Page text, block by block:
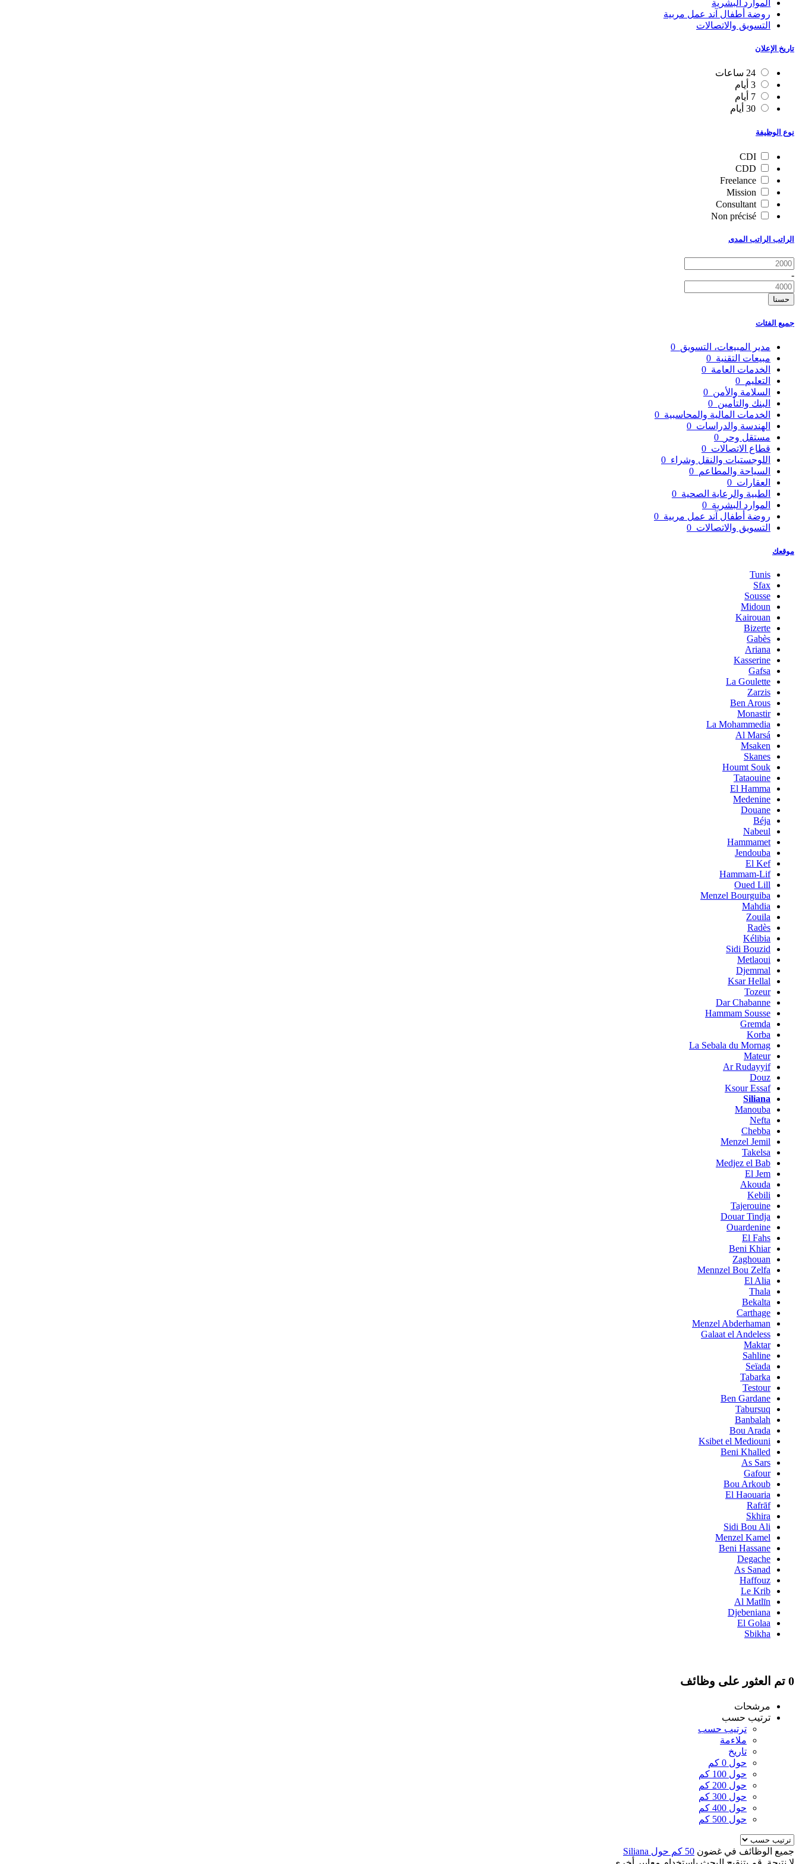
الموارد البشرية
روضة أطفال آند عمل مربية
التسويق والاتصالات
تاريخ الإعلان
24 ساعات
3 أيام
7 أيام
30 أيام
نوع الوظيفة
CDI
CDD
Freelance
Mission
Consultant
Non précisé
الراتب الراتب المدى
-
حسنا
جميع الفئات
مدير المبيعات، التسويق
مبيعات التقنية
الخدمات العامة
التعليم
السلامة والأمن
البنك والتأمين
الخدمات المالية والمحاسبية
الهندسة والدراسات
مستقل وحر
قطاع الاتصالات
اللوجستيات والنقل وشراء
السياحة والمطاعم
العقارات
الطبية والرعاية الصحية
الموارد البشرية
روضة أطفال آند عمل مربية
التسويق والاتصالات
موقعك
Tunis
Sfax
Sousse
Midoun
Kairouan
Bizerte
Gabès
Ariana
Kasserine
Gafsa
La Goulette
Zarzis
Ben Arous
Monastir
La Mohammedia
Al Marsá
Msaken
Skanes
Houmt Souk
Tataouine
El Hamma
Medenine
Douane
Béja
Nabeul
Hammamet
Jendouba
El Kef
Hammam-Lif
Oued Lill
Menzel Bourguiba
Mahdia
Zouila
Radès
Kélibia
Sidi Bouzid
Metlaoui
Djemmal
Ksar Hellal
Tozeur
Dar Chabanne
Hammam Sousse
Gremda
Korba
La Sebala du Mornag
Mateur
Ar Rudayyif
Douz
Ksour Essaf
Siliana
Manouba
Nefta
Chebba
Menzel Jemil
Takelsa
Medjez el Bab
El Jem
Akouda
Kebili
Tajerouine
Douar Tindja
Ouardenine
El Fahs
Beni Khiar
Zaghouan
Mennzel Bou Zelfa
El Alia
Thala
Bekalta
Carthage
Menzel Abderhaman
Galaat el Andeless
Maktar
Sahline
Seïada
Tabarka
Testour
Ben Gardane
Tabursuq
Banbalah
Bou Arada
Ksibet el Mediouni
Beni Khalled
As Sars
Gafour
Bou Arkoub
El Haouaria
Rafrāf
Skhira
Sidi Bou Ali
Menzel Kamel
Beni Hassane
Degache
As Sanad
Haffouz
Le Krib
Al Matlīn
Djebeniana
El Golaa
Sbikha
0 تم العثور على وظائف
مرشحات
ترتيب حسب
ترتيب حسب
ملاءمة
تاريخ
حول 0 كم
حول 100 كم
حول 200 كم
حول 300 كم
حول 400 كم
حول 500 كم
جميع الوظائف في غضون 50 كم حول Siliana